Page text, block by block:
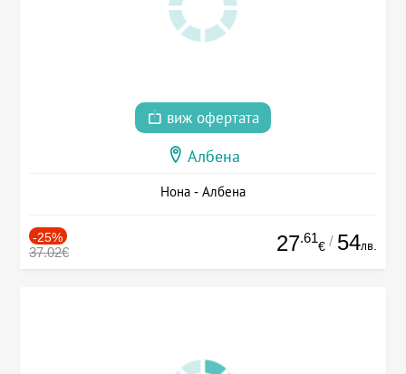
виж офертата
Албена
Нона - Албена
-25%
37.02€ 27.61
€ / 54лв.